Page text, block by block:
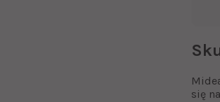
się